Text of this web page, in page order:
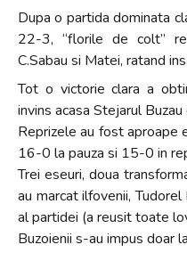
Dupa o partida dominata
22-3, “florile de colt”
C.Sabau si Matei, ratand
Tot o victorie clara a
invins acasa Stejarul
Reprizele au fost aproape
16-0 la pauza si 15-0 in
Trei eseuri, doua
au marcat ilfovenii,
al partidei (a reusit toate
Buzoienii s-au impus doar